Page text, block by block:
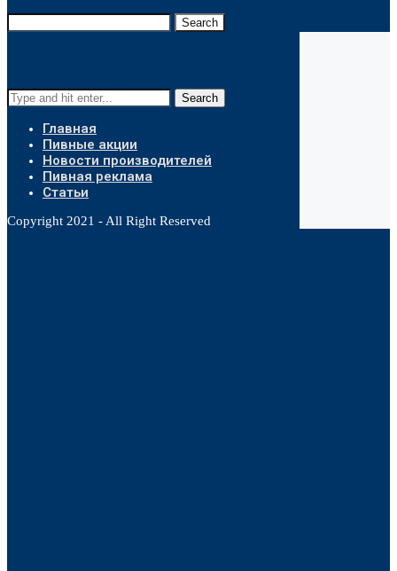
Search
Search
Главная
Пивные акции
Новости производителей
Пивная реклама
Статьи
Copyright 2021 - All Right Reserved